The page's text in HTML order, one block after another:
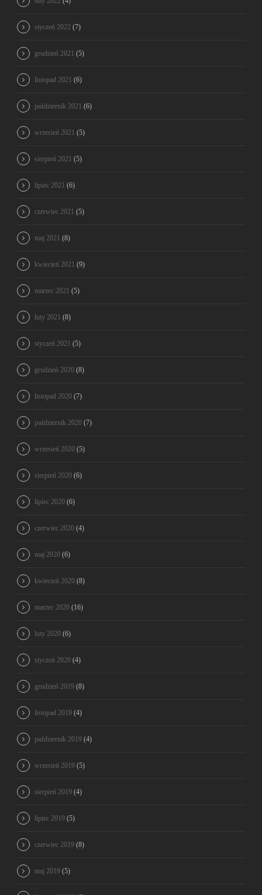
styczeń 2022 (7)
grudzień 2021 (5)
listopad 2021 (6)
październik 2021 (6)
wrzesień 2021 (5)
sierpień 2021 (5)
lipiec 2021 (6)
czerwiec 2021 (5)
maj 2021 (8)
kwiecień 2021 (9)
marzec 2021 (5)
luty 2021 (8)
styczeń 2021 (5)
grudzień 2020 (8)
listopad 2020 (7)
październik 2020 (7)
wrzesień 2020 (5)
sierpień 2020 (6)
lipiec 2020 (6)
czerwiec 2020 (4)
maj 2020 (6)
kwiecień 2020 (8)
marzec 2020 (16)
luty 2020 (6)
styczeń 2020 (4)
grudzień 2019 (8)
listopad 2019 (4)
październik 2019 (4)
wrzesień 2019 (5)
sierpień 2019 (4)
lipiec 2019 (5)
czerwiec 2019 (8)
maj 2019 (5)